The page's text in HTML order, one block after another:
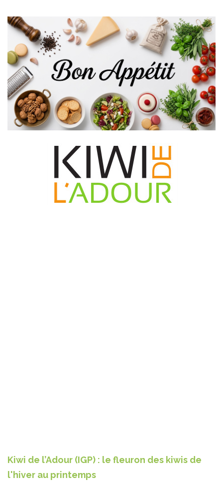
Kiwi de l’Adour (IGP) : le fleuron des kiwis de
l'hiver au printemps